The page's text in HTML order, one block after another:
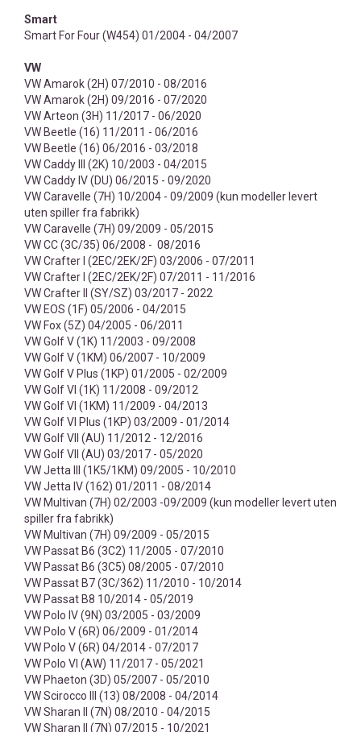
Smart
Smart For Four (W454) 01/2004 - 04/2007
VW
VW Amarok (2H) 07/2010 - 08/2016
VW Amarok (2H) 09/2016 - 07/2020
VW Arteon (3H) 11/2017 - 06/2020
VW Beetle (16) 11/2011 - 06/2016
VW Beetle (16) 06/2016 - 03/2018
VW Caddy III (2K) 10/2003 - 04/2015
VW Caddy IV (DU) 06/2015 - 09/2020
VW Caravelle (7H) 10/2004 - 09/2009 (kun modeller levert
uten spiller fra fabrikk)
VW Caravelle (7H) 09/2009 - 05/2015
VW CC (3C/35) 06/2008 - 08/2016
VW Crafter I (2EC/2EK/2F) 03/2006 - 07/2011
VW Crafter I (2EC/2EK/2F) 07/2011 - 11/2016
VW Crafter II (SY/SZ) 03/2017 - 2022
VW EOS (1F) 05/2006 - 04/2015
VW Fox (5Z) 04/2005 - 06/2011
VW Golf V (1K) 11/2003 - 09/2008
VW Golf V (1KM) 06/2007 - 10/2009
VW Golf V Plus (1KP) 01/2005 - 02/2009
VW Golf VI (1K) 11/2008 - 09/2012
VW Golf VI (1KM) 11/2009 - 04/2013
VW Golf VI Plus (1KP) 03/2009 - 01/2014
VW Golf VII (AU) 11/2012 - 12/2016
VW Golf VII (AU) 03/2017 - 05/2020
VW Jetta III (1K5/1KM) 09/2005 - 10/2010
VW Jetta IV (162) 01/2011 - 08/2014
VW Multivan (7H) 02/2003 -09/2009 (kun modeller levert uten
spiller fra fabrikk)
VW Multivan (7H) 09/2009 - 05/2015
VW Passat B6 (3C2) 11/2005 - 07/2010
VW Passat B6 (3C5) 08/2005 - 07/2010
VW Passat B7 (3C/362) 11/2010 - 10/2014
VW Passat B8 10/2014 - 05/2019
VW Polo IV (9N) 03/2005 - 03/2009
VW Polo V (6R) 06/2009 - 01/2014
VW Polo V (6R) 04/2014 - 07/2017
VW Polo VI (AW) 11/2017 - 05/2021
VW Phaeton (3D) 05/2007 - 05/2010
VW Scirocco III (13) 08/2008 - 04/2014
VW Sharan II (7N) 08/2010 - 04/2015
VW Sharan II (7N) 07/2015 - 10/2021